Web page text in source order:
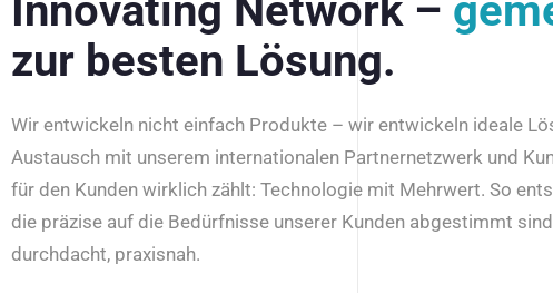
Innovating Network –
zur besten Lösung.
Wir entwickeln nicht einfach Produkte – wir entwickeln ideale
Austausch mit unserem internationalen Partnernetzwerk und
für den Kunden wirklich zählt: Technologie mit Mehrwert. So
die präzise auf die Bedürfnisse unserer Kunden abgestimmt
durchdacht, praxisnah.